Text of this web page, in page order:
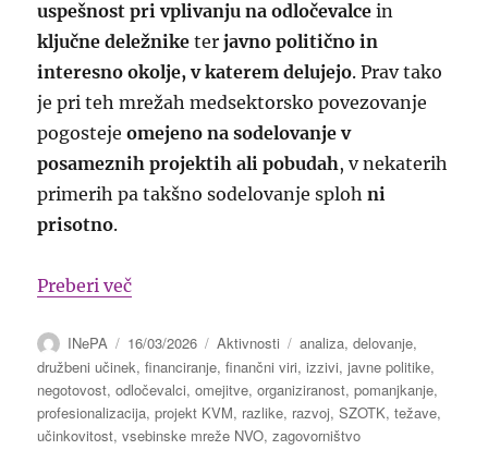
uspešnost pri vplivanju na odločevalce in
ključne deležnike terjavno politično in
interesno okolje, v katerem delujejo. Prav tako
je pri teh mrežah medsektorsko povezovanje
pogostejeomejeno na sodelovanje v
posameznih projektih ali pobudah, v nekaterih
primerih pa takšno sodelovanje splohni
prisotno.
Preberi več“Analiza vpliva dolgotrajne odsotnosti
Avtor
INePA
Objavljeno
dne
16/03/2026 Kategorije
Aktivnosti Oznake
analiza,delovanje,
družbeni učinek,financiranje,finančni viri,izzivi,javne politike,
negotovost,odločevalci,omejitve,organiziranost,pomanjkanje,
profesionalizacija,projekt KVM, razlike, razvoj,SZOTK,težave,
učinkovitost,vsebinske mreže NVO,zagovorništvo